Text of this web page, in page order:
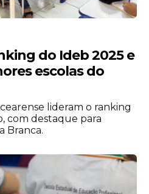
do Ideb 2025 e
escolas do
lideram o ranking
com destaque para
Branca.